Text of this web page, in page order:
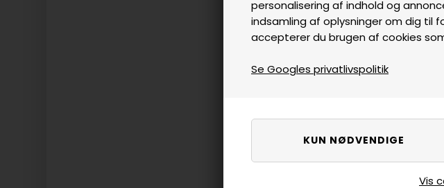
personalisering af indhold og
indsamling af oplysninger om dig til
accepterer du brugen af cookies
Se Googles privatlivspolitik
Vis
Global mønt indkast dør
390,00 DKK